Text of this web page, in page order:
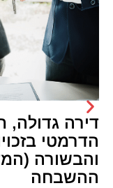
דירה גדולה,
הדרמטי
והבשורה
ההשבחה